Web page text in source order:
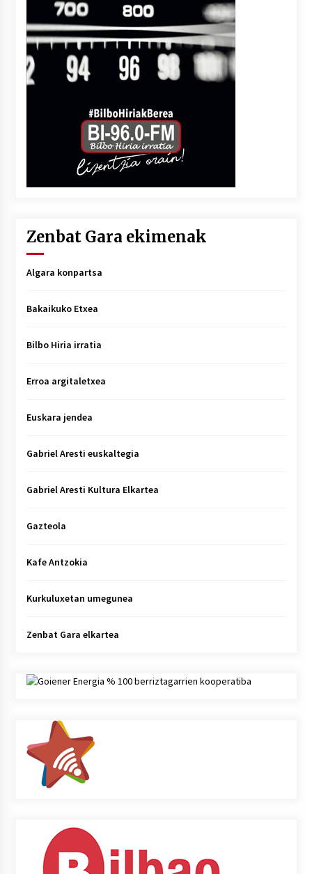
Zenbat Gara ekimenak
Algara konpartsa
Bakaikuko Etxea
Bilbo Hiria irratia
Erroa argitaletxea
Euskara jendea
Gabriel Aresti euskaltegia
Gabriel Aresti Kultura Elkartea
Gazteola
Kafe Antzokia
Kurkuluxetan umegunea
Zenbat Gara elkartea